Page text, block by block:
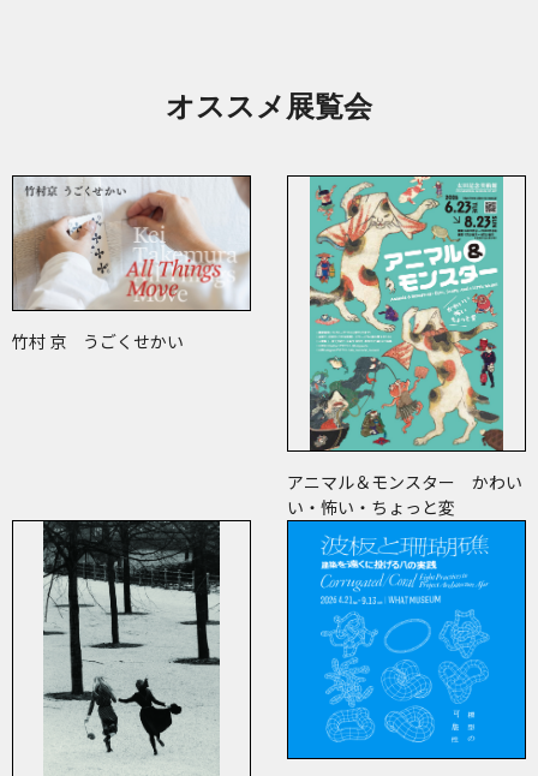
オススメ展覧会
竹村 京 うごくせかい
アニマル＆モンスター かわい
い・怖い・ちょっと変